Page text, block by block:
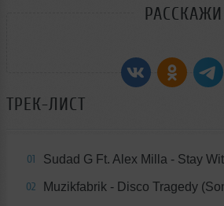
ТРЕК-ЛИСТ
01 Sudad G Ft. Alex Milla - Stay
02 Muzikfabrik - Disco Tragedy